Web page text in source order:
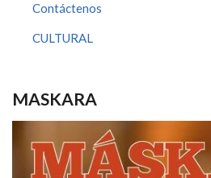
Contáctenos
CULTURAL
MASKARA